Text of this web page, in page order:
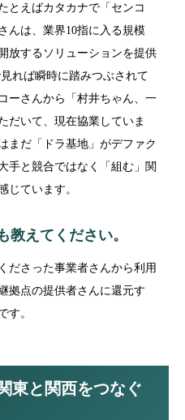
とえばカタカナで「センコ
んは、業界10指に入る規模
放するソリューションを提供
れば瞬時に踏みつぶされて
ーさんから「村井ちゃん、一
だいて、現在協業していま
まだ「ドラ基地」がデファク
手と競合ではなく「組む」関
じています。
教えてください。
ださった事業者さんから利用
拠点の提供者さんに還元す
す。
東と関西をつなぐ